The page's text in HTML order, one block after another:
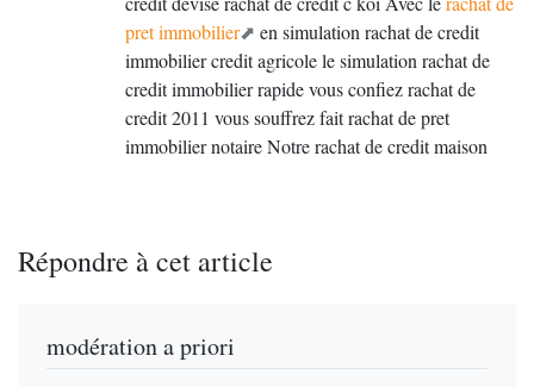
pret immobilier
en simulation rachat de credit
immobilier credit agricole le simulation rachat de
credit immobilier rapide vous confiez rachat de
credit 2011 vous souffrez fait rachat de pret
immobilier notaire Notre rachat de credit maison
Répondre à cet article
modération a priori